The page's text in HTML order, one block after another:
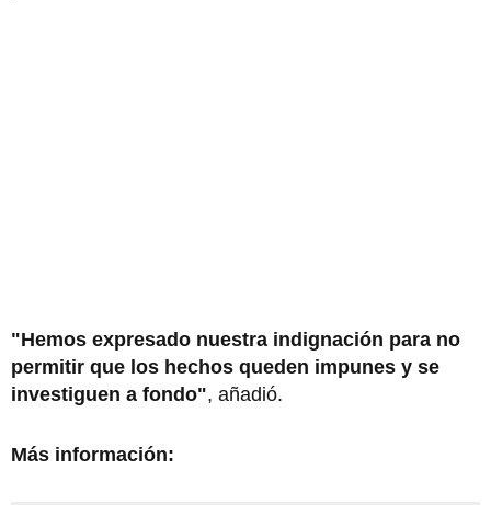
"Hemos expresado nuestra indignación para no
permitir que los hechos queden impunes y se
investiguen a fondo", añadió.
Más información: